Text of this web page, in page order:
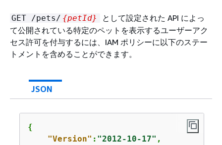
GET /pets/ {petId}
として設定された API によっ
て公開されている特定のペットを表示するユーザーアク
セス許可を付与するには、IAM ポリシーに以下のステー
トメントを含めることができます。
JSON
{
"Version" : "2012-10-17" ,